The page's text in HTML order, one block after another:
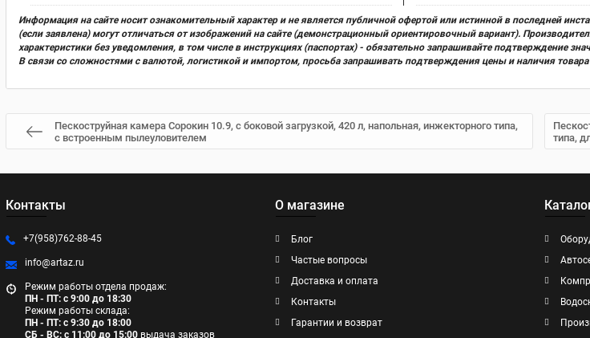
Информация на сайте носит ознакомительный характер и не является публичной офертой или истинной в последней
(если заявлена) могут отличаться от изображений на сайте (демонстрационный ориентировочный вариант).
характеристики без уведомления, в том числе в инструкциях (паспортах) - обязательно запрашивайте подтверждение
В связи со сложностями с валютой, логистикой и импортом, просьба запрашивать подтверждения цены и наличия
Пескоструйная камера Сорокин 10.9, с боковой загрузкой, 420 л, напольная, инжекторного типа,
с встроенным пылеуловителем
типа,
Контакты
+7(958)762-88-45
info@artaz.ru
Режим работы отдела продаж:
ПН - ПТ: с 9:00 до 18:30
Режим работы склада:
ПН - ПТ: с 9:30 до 18:00
СБ - ВС: с 11:00 до 15:00 выдача заказов
О магазине
Блог
Частые вопросы
Доставка и оплата
Контакты
Гарантии и возврат